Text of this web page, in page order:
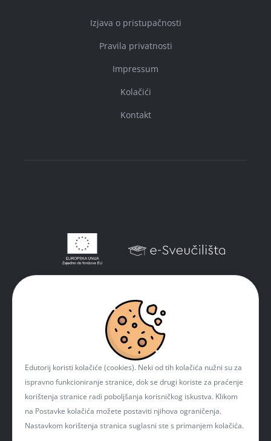
Izjava o pristupačnosti
Pravila privatnosti
Impressum
Kolačići
Kontakt
Edutorij koristi kolačiće (cookies). Neki od tih kolačića nužni su za
ispravno funkcioniranje stranice, dok se drugi koriste za praćenje
korištenja stranice radi poboljšanja korisničkog iskustva. Klikom
na Postavke kolačića možete postaviti njihova ograničenja.
Nastavkom korištenja stranica suglasni ste s primanjem kolačića.